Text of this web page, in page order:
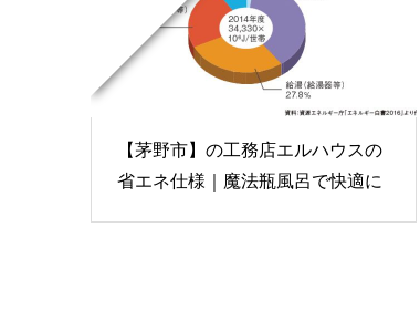
【茅野市】の工務店エルハウスの
省エネ仕様｜魔法瓶風呂で快適に